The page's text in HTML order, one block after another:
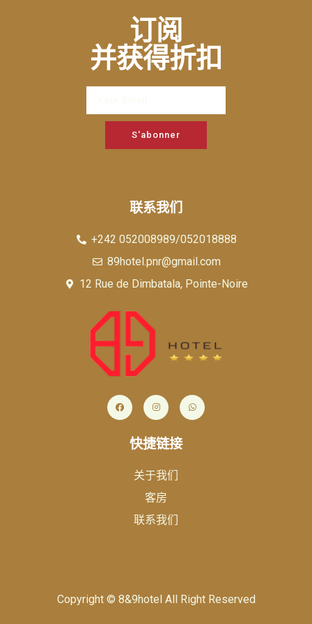
订阅
并获得折扣
S'abonner
联系我们
+242 052008989/052018888
89hotel.pnr@gmail.com
12 Rue de Dimbatala, Pointe-Noire
快捷链接
关于我们
客房
联系我们
Copyright © 8&9hotel All Right Reserved